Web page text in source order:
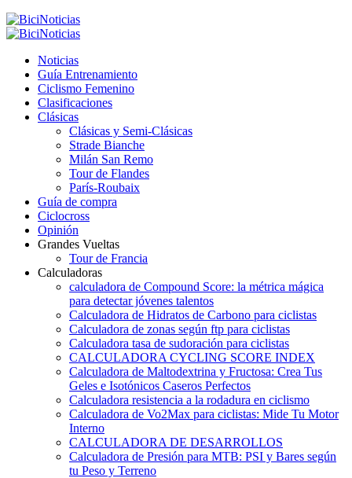
Noticias
Guía Entrenamiento
Ciclismo Femenino
Clasificaciones
Clásicas
Clásicas y Semi-Clásicas
Strade Bianche
Milán San Remo
Tour de Flandes
París-Roubaix
Guía de compra
Ciclocross
Opinión
Grandes Vueltas
Tour de Francia
Calculadoras
calculadora de Compound Score: la métrica mágica
para detectar jóvenes talentos
Calculadora de Hidratos de Carbono para ciclistas
Calculadora de zonas según ftp para ciclistas
Calculadora tasa de sudoración para ciclistas
CALCULADORA CYCLING SCORE INDEX
Calculadora de Maltodextrina y Fructosa: Crea Tus
Geles e Isotónicos Caseros Perfectos
Calculadora resistencia a la rodadura en ciclismo
Calculadora de Vo2Max para ciclistas: Mide Tu Motor
Interno
CALCULADORA DE DESARROLLOS
Calculadora de Presión para MTB: PSI y Bares según
tu Peso y Terreno